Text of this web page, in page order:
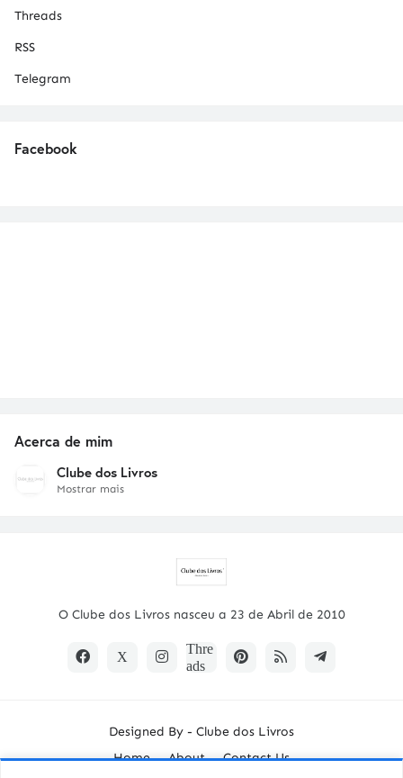
Threads
RSS
Telegram
Facebook
Acerca de mim
Clube dos Livros
Mostrar mais
O Clube dos Livros nasceu a 23 de Abril de 2010
Designed By - Clube dos Livros
Home
About Contact Us